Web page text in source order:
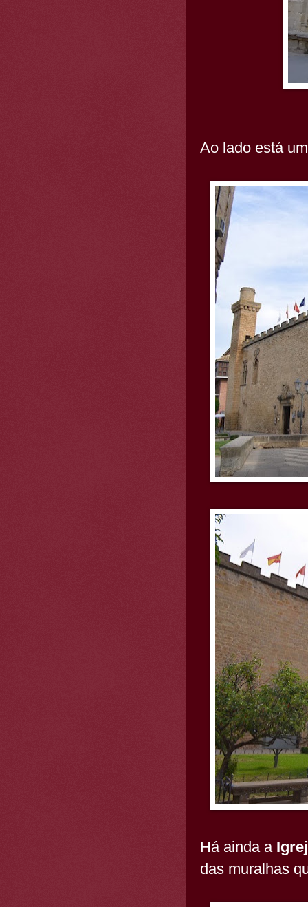
Ao lado está
Há ainda a
das muralhas